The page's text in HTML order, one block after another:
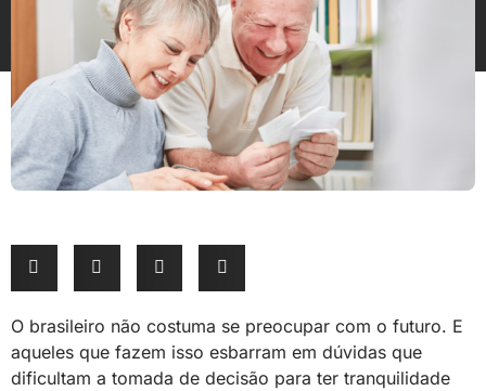
O brasileiro não costuma se preocupar com o futuro. E
aqueles que fazem isso esbarram em dúvidas que
dificultam a tomada de decisão para ter tranquilidade